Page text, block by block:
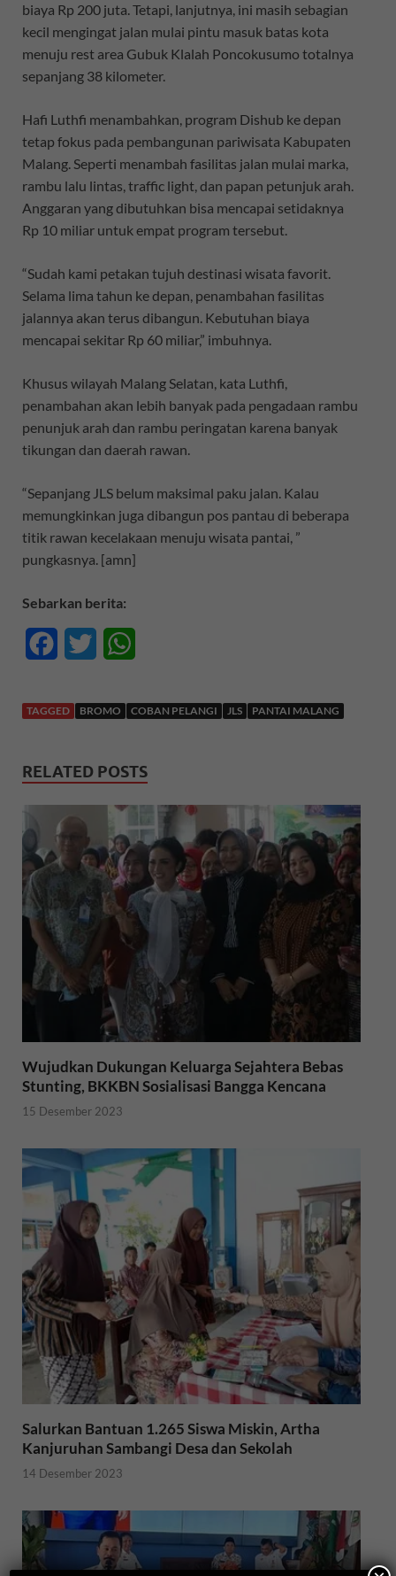
biaya Rp 200 juta. Tetapi, lanjutnya, ini masih sebagian
kecil mengingat jalan mulai pintu masuk batas kota
menuju rest area Gubuk Klalah Poncokusumo totalnya
sepanjang 38 kilometer.
Hafi Luthfi menambahkan, program Dishub ke depan
tetap fokus pada pembangunan pariwisata Kabupaten
Malang. Seperti menambah fasilitas jalan mulai marka,
rambu lalu lintas, traffic light, dan papan petunjuk arah.
Anggaran yang dibutuhkan bisa mencapai setidaknya
Rp 10 miliar untuk empat program tersebut.
“Sudah kami petakan tujuh destinasi wisata favorit.
Selama lima tahun ke depan, penambahan fasilitas
jalannya akan terus dibangun. Kebutuhan biaya
mencapai sekitar Rp 60 miliar,” imbuhnya.
Khusus wilayah Malang Selatan, kata Luthfi,
penambahan akan lebih banyak pada pengadaan rambu
penunjuk arah dan rambu peringatan karena banyak
tikungan dan daerah rawan.
“Sepanjang JLS belum maksimal paku jalan. Kalau
memungkinkan juga dibangun pos pantau di beberapa
titik rawan kecelakaan menuju wisata pantai, ”
pungkasnya. [amn]
Sebarkan berita:
c
b
o
o
k
i
t
e
a
s
A
p
TAGGED BROMO COBAN PELANGI JLS PANTAI MALANG
RELATED POSTS
Wujudkan Dukungan Keluarga Sejahtera Bebas
Stunting, BKKBN Sosialisasi Bangga Kencana
15 Desember 2023
Salurkan Bantuan 1.265 Siswa Miskin, Artha
Kanjuruhan Sambangi Desa dan Sekolah
14 Desember 2023